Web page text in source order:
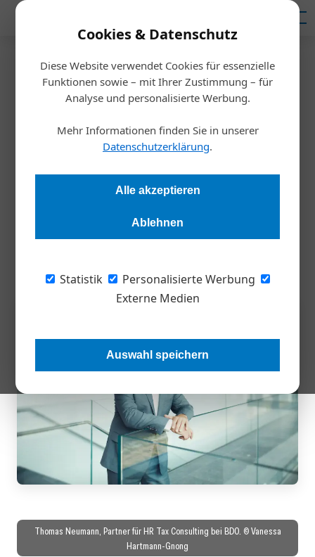
Cookies & Datenschutz
Diese Website verwendet Cookies für essenzielle
Funktionen sowie – mit Ihrer Zustimmung – für
Analyse und personalisierte Werbung.
Mehr Informationen finden Sie in unserer
Datenschutzerklärung.
Alle akzeptieren
Ablehnen
Statistik
Personalisierte Werbung
Externe Medien
Auswahl speichern
Startseite/Steuertipp
Immer schön transparent
bleiben
Österreich ist säumig. Bis 7. Juni 2026 hätten wir die
Entgelttransparenzrichtlinie der EU national umsetzen
Thomas Neumann, Partner für HR Tax Consulting bei BDO. © Vanessa
Hartmann-Gnong